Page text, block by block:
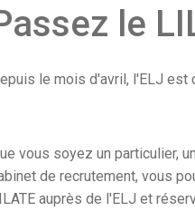
le
le mois d'avril, l'ELJ est
vous soyez un particulier,
de recrutement, vous
auprès de l'ELJ et